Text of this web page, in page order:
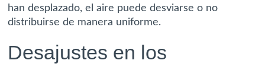
han desplazado, el aire puede desviarse o no
distribuirse de manera uniforme.
Desajustes en los